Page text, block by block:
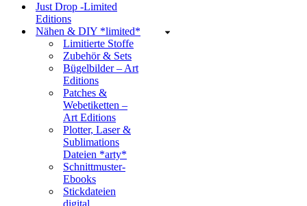
Just Drop -Limited
Editions
Nähen & DIY *limited*
Limitierte Stoffe
Zubehör & Sets
Bügelbilder – Art
Editions
Patches &
Webetiketten –
Art Editions
Plotter, Laser &
Sublimations
Dateien *arty*
Schnittmuster-
Ebooks
Stickdateien
digital